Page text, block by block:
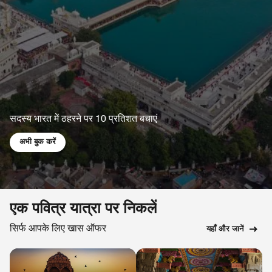
सदस्य भारत में ठहरने पर 10 प्रतिशत बचाएं
अभी बुक करें​
एक पवित्र यात्रा पर निकलें
सिर्फ आपके लिए खास ऑफर​ यहाँ और जानें